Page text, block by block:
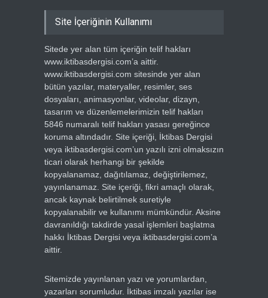
Site İçeriğinin Kullanımı
Sitede yer alan tüm içeriğin telif hakları
www.iktibasdergisi.com’a aittir.
www.iktibasdergisi.com sitesinde yer alan
bütün yazılar, materyaller, resimler, ses
dosyaları, animasyonlar, videolar, dizayn,
tasarım ve düzenlemelerimizin telif hakları
5846 numaralı telif hakları yasası gereğince
koruma altındadır. Site içeriği, İktibas Dergisi
veya iktibasdergisi.com’un yazılı izni olmaksızın
ticari olarak herhangi bir şekilde
kopyalanamaz, dağıtılamaz, değiştirilemez,
yayınlanamaz. Site içeriği, fikri amaçlı olarak,
ancak kaynak belirtilmek suretiyle
kopyalanabilir ve kullanımı mümkündür. Aksine
davranıldığı takdirde yasal işlemleri başlatma
hakkı İktibas Dergisi veya iktibasdergisi.com’a
aittir.
Sitemizde yayınlanan yazı ve yorumlardan,
yazarları sorumludur. İktibas imzalı yazılar ise